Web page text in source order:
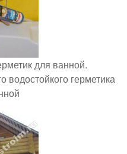
для ванной.
водостойкого герметика